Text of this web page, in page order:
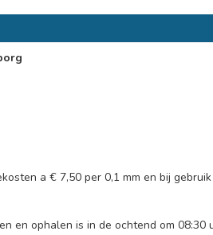
a € 7,50 per 0,1 mm en bij
en ophalen is in de ochtend om